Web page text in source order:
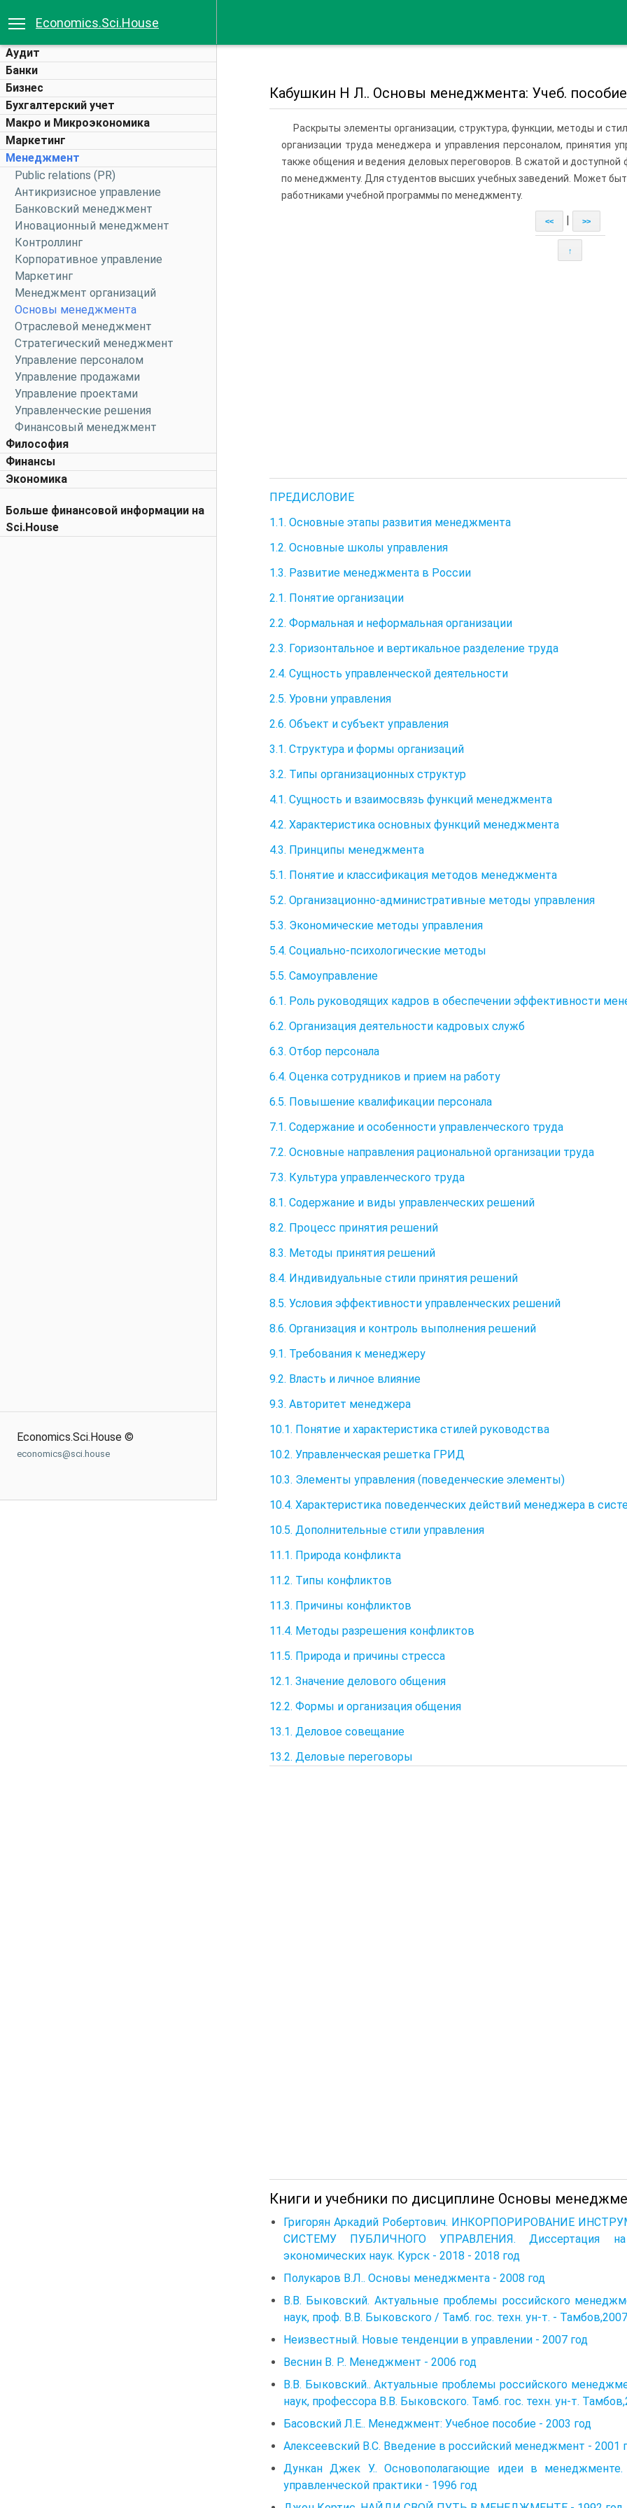
Economics.Sci.House
Аудит
Банки
Бизнес
Бухгалтерский учет
Макро и Микроэкономика
Маркетинг
Менеджмент
Public relations (PR)
Антикризисное управление
Банковский менеджмент
Иновационный менеджмент
Контроллинг
Корпоративное управление
Маркетинг
Менеджмент организаций
Основы менеджмента
Отраслевой менеджмент
Стратегический менеджмент
Управление персоналом
Управление продажами
Управление проектами
Управленческие решения
Финансовый менеджмент
Философия
Финансы
Экономика
Больше финансовой информации на
Sci.House
Economics.Sci.House ©
economics@sci.house
Кабушкин Н Л.. Основы менеджмента: Учеб.
Раскрыты элементы организации, структура, функции, методы и
организации труда менеджера и управления персоналом, принятия
также общения и ведения деловых переговоров. В сжатой и
по менеджменту. Для студентов высших учебных заведений. Может
работниками учебной программы по менеджменту.
<< >>
↑
ПРЕДИСЛОВИЕ
1.1. Основные этапы развития менеджмента
1.2. Основные школы управления
1.3. Развитие менеджмента в России
2.1. Понятие организации
2.2. Формальная и неформальная организации
2.3. Горизонтальное и вертикальное разделение труда
2.4. Сущность управленческой деятельности
2.5. Уровни управления
2.6. Объект и субъект управления
3.1. Структура и формы организаций
3.2. Типы организационных структур
4.1. Сущность и взаимосвязь функций менеджмента
4.2. Характеристика основных функций менеджмента
4.3. Принципы менеджмента
5.1. Понятие и классификация методов менеджмента
5.2. Организационно-административные методы управления
5.3. Экономические методы управления
5.4. Социально-психологические методы
5.5. Самоуправление
6.1. Роль руководящих кадров в обеспечении эффективности
6.2. Организация деятельности кадровых служб
6.3. Отбор персонала
6.4. Оценка сотрудников и прием на работу
6.5. Повышение квалификации персонала
7.1. Содержание и особенности управленческого труда
7.2. Основные направления рациональной организации труда
7.3. Культура управленческого труда
8.1. Содержание и виды управленческих решений
8.2. Процесс принятия решений
8.3. Методы принятия решений
8.4. Индивидуальные стили принятия решений
8.5. Условия эффективности управленческих решений
8.6. Организация и контроль выполнения решений
9.1. Требования к менеджеру
9.2. Власть и личное влияние
9.3. Авторитет менеджера
10.1. Понятие и характеристика стилей руководства
10.2. Управленческая решетка ГРИД
10.3. Элементы управления (поведенческие элементы)
10.4. Характеристика поведенческих действий менеджера в
10.5. Дополнительные стили управления
11.1. Природа конфликта
11.2. Типы конфликтов
11.3. Причины конфликтов
11.4. Методы разрешения конфликтов
11.5. Природа и причины стресса
12.1. Значение делового общения
12.2. Формы и организация общения
13.1. Деловое совещание
13.2. Деловые переговоры
Книги и учебники по дисциплине Основы
Григорян Аркадий Робертович. ИНКОРПОРИРОВАНИЕ
СИСТЕМУ ПУБЛИЧНОГО УПРАВЛЕНИЯ. Диссертация на
экономических наук. Курск - 2018 - 2018 год
Полукаров В.Л.. Основы менеджмента - 2008 год
В.В. Быковский. Актуальные проблемы российского
наук, проф. В.В. Быковского / Тамб. гос. техн. ун-т. -
Неизвестный. Новые тенденции в управлении - 2007 год
Веснин В. Р.. Менеджмент - 2006 год
В.В. Быковский.. Актуальные проблемы российского
наук, профессора В.В. Быковского. Тамб. гос. техн. ун-т.
Басовский Л.Е.. Менеджмент: Учебное пособие - 2003 год
Алексеевский B.C. Введение в российский менеджмент - 2001
Дункан Джек У.. Основополагающие идеи в
управленческой практики - 1996 год